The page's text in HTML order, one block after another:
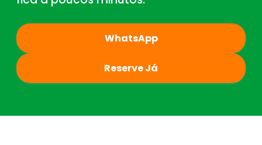
WhatsApp
Reserve Já